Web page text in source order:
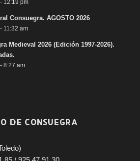
12:19 pm
Consuegra. AGOSTO 2026
11:32 am
Medieval 2026 (Edición 1997-2026).
8:27 am
DE CONSUEGRA